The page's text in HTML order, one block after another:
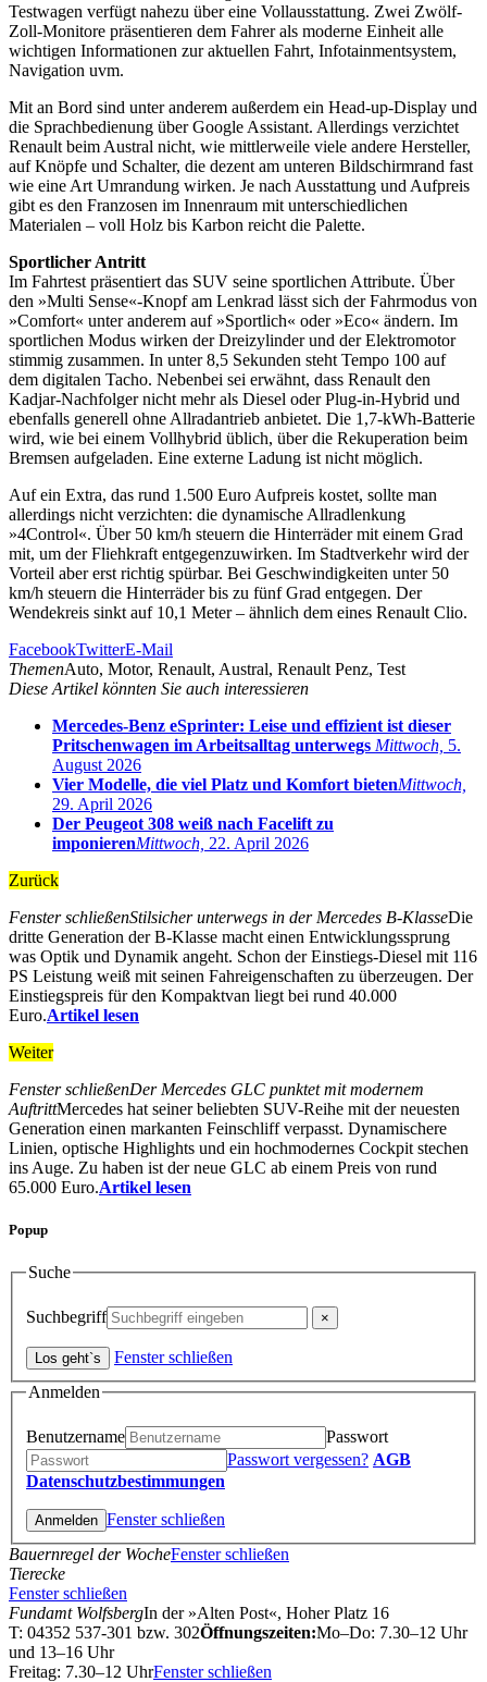
Testwagen verfügt nahezu über eine Vollausstattung. Zwei Zwölf-
Zoll-Monitore präsentieren dem Fahrer als moderne Einheit alle
wichtigen Informationen zur aktuellen Fahrt, Infotainmentsystem,
Navigation uvm.
Mit an Bord sind unter anderem außerdem ein Head-up-Display und
die Sprachbedienung über Google Assistant. Allerdings verzichtet
Renault beim Austral nicht, wie mittlerweile viele andere Hersteller,
auf Knöpfe und Schalter, die dezent am unteren Bildschirmrand fast
wie eine Art Umrandung wirken. Je nach Ausstattung und Aufpreis
gibt es den Franzosen im Innenraum mit unterschiedlichen
Materialen – voll Holz bis Karbon reicht die Palette.
Sportlicher Antritt
Im Fahrtest präsentiert das SUV seine sportlichen Attribute. Über
den »Multi Sense«-Knopf am Lenkrad lässt sich der Fahrmodus von
»Comfort« unter anderem auf »Sportlich« oder »Eco« ändern. Im
sportlichen Modus wirken der Dreizylinder und der Elektromotor
stimmig zusammen. In unter 8,5 Sekunden steht Tempo 100 auf
dem digitalen Tacho. Nebenbei sei erwähnt, dass Renault den
Kadjar-Nachfolger nicht mehr als Diesel oder Plug-in-Hybrid und
ebenfalls generell ohne Allradantrieb anbietet. Die 1,7-kWh-Batterie
wird, wie bei einem Vollhybrid üblich, über die Rekuperation beim
Bremsen aufgeladen. Eine externe Ladung ist nicht möglich.
Auf ein Extra, das rund 1.500 Euro Aufpreis kostet, sollte man
allerdings nicht verzichten: die dynamische Allradlenkung
»4Control«. Über 50 km/h steuern die Hinterräder mit einem Grad
mit, um der Fliehkraft entgegenzuwirken. Im Stadtverkehr wird der
Vorteil aber erst richtig spürbar. Bei Geschwindigkeiten unter 50
km/h steuern die Hinterräder bis zu fünf Grad entgegen. Der
Wendekreis sinkt auf 10,1 Meter – ähnlich dem eines Renault Clio.
FacebookTwitterE-Mail
ThemenAuto, Motor, Renault, Austral, Renault Penz, Test
Diese Artikel könnten Sie auch interessieren
Mercedes-Benz eSprinter: Leise und effizient ist dieser
Pritschenwagen im Arbeitsalltag unterwegs Mittwoch, 5.
August 2026
Vier Modelle, die viel Platz und Komfort bietenMittwoch,
29. April 2026
Der Peugeot 308 weiß nach Facelift zu
imponierenMittwoch, 22. April 2026
Zurück
Fenster schließenStilsicher unterwegs in der Mercedes B-KlasseDie
dritte Generation der B-Klasse macht einen Entwicklungssprung
was Optik und Dynamik angeht. Schon der Einstiegs-Diesel mit 116
PS Leistung weiß mit seinen Fahreigenschaften zu überzeugen. Der
Einstiegspreis für den Kompaktvan liegt bei rund 40.000
Euro.Artikel lesen
Weiter
Fenster schließenDer Mercedes GLC punktet mit modernem
AuftrittMercedes hat seiner beliebten SUV-Reihe mit der neuesten
Generation einen markanten Feinschliff verpasst. Dynamischere
Linien, optische Highlights und ein hochmodernes Cockpit stechen
ins Auge. Zu haben ist der neue GLC ab einem Preis von rund
65.000 Euro.Artikel lesen
Popup
Suche
Suchbegriff
Fenster schließen
Anmelden
Benutzername
Passwort
Passwort vergessen? AGB
Datenschutzbestimmungen
Fenster schließen
Bauernregel der WocheFenster schließen
Tierecke
Fenster schließen
Fundamt WolfsbergIn der »Alten Post«, Hoher Platz 16
T: 04352 537-301 bzw. 302Öffnungszeiten:Mo–Do: 7.30–12 Uhr
und 13–16 Uhr
Freitag: 7.30–12 UhrFenster schließen